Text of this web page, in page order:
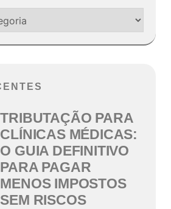
TRIBUTAÇÃO PARA
CLÍNICAS MÉDICAS:
O GUIA DEFINITIVO
PARA PAGAR
MENOS IMPOSTOS
SEM RISCOS